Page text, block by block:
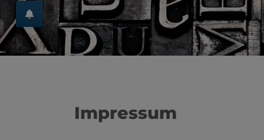
Impressum